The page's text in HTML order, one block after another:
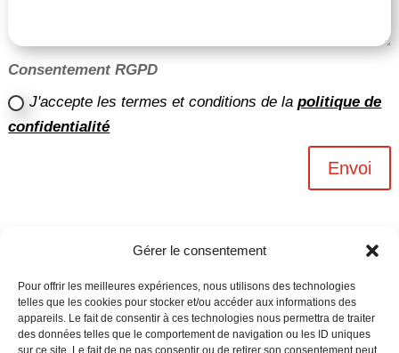
Gérer le consentement
Pour offrir les meilleures expériences, nous utilisons des technologies
telles que les cookies pour stocker et/ou accéder aux informations des
appareils. Le fait de consentir à ces technologies nous permettra de traiter
des données telles que le comportement de navigation ou les ID uniques
sur ce site. Le fait de ne pas consentir ou de retirer son consentement peut
Consentement RGPD
J'accepte les termes et conditions de lapolitique de
confidentialité
Envoi